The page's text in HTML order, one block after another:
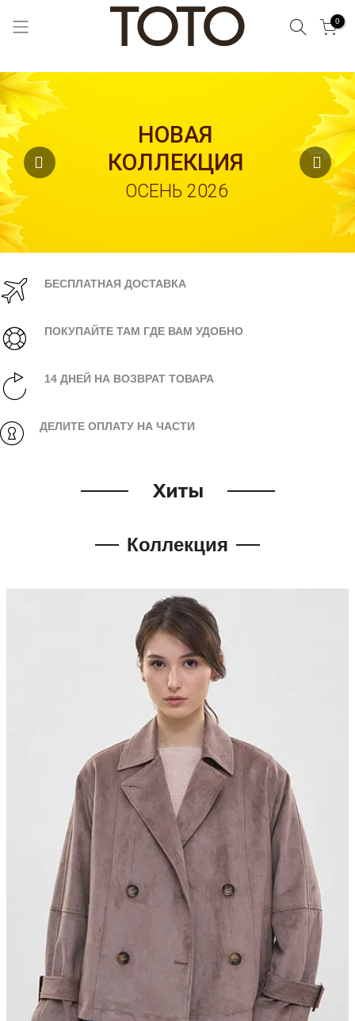
Поиск0
Content
ОСЕНЬ 2026
НОВАЯ
КОЛЛЕКЦИЯ
БЕСПЛАТНАЯ ДОСТАВКА
ПОКУПАЙТЕ ТАМ ГДЕ ВАМ УДОБНО
14 ДНЕЙ НА ВОЗВРАТ ТОВАРА
ДЕЛИТЕ ОПЛАТУ НА ЧАСТИ
Хиты
Коллекция